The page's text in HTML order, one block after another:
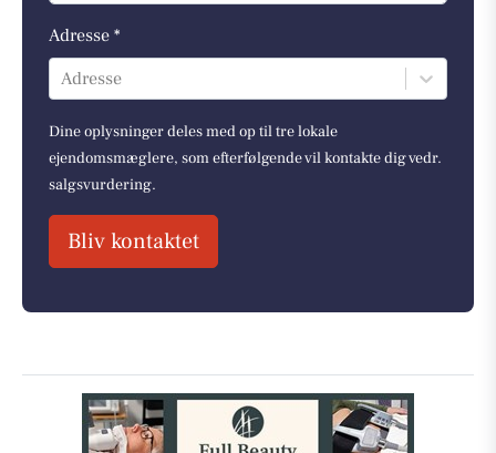
Adresse *
Adresse
Dine oplysninger deles med op til tre lokale
ejendomsmæglere, som efterfølgende vil kontakte dig vedr.
salgsvurdering.
Bliv kontaktet